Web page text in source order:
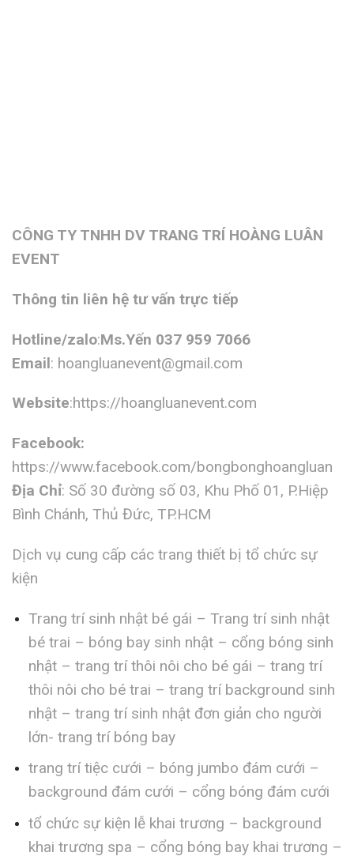
CÔNG TY TNHH DV TRANG TRÍ HOÀNG LUÂN
EVENT
Thông tin liên hệ tư vấn trực tiếp
Hotline/zalo:Ms.Yến 037 959 7066
Email: hoangluanevent@gmail.com
Website:https://hoangluanevent.com
Facebook:
https://www.facebook.com/bongbonghoangluan
Địa Chỉ: Số 30 đường số 03, Khu Phố 01, P.Hiệp
Bình Chánh, Thủ Đức, TP.HCM
Dịch vụ cung cấp các trang thiết bị tổ chức sự
kiện
Trang trí sinh nhật bé gái – Trang trí sinh nhật
bé trai – bóng bay sinh nhật – cổng bóng sinh
nhật – trang trí thôi nôi cho bé gái – trang trí
thôi nôi cho bé trai – trang trí background sinh
nhật – trang trí sinh nhật đơn giản cho người
lớn- trang trí bóng bay
trang trí tiệc cưới – bóng jumbo đám cưới –
background đám cưới – cổng bóng đám cưới
tổ chức sự kiện lễ khai trương – background
khai trương spa – cổng bóng bay khai trương –